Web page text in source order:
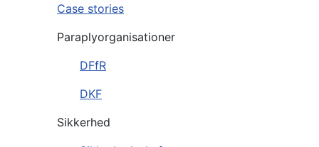
Case stories
Paraplyorganisationer
DFfR
DKF
Sikkerhed